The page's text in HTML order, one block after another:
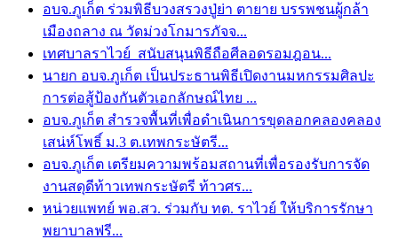
อบจ.ภูเก็ต ร่วมพิธีบวงสรวงปู่ย่า ตายาย บรรพชนผู้กล้า
เมืองถลาง ณ วัดม่วงโกมารภัจจ...
เทศบาลราไวย์ สนับสนุนพิธีถือศีลอดรอมฎอน...
นายก อบจ.ภูเก็ต เป็นประธานพิธีเปิดงานมหกรรมศิลปะ
การต่อสู้ป้องกันตัวเอกลักษณ์ไทย ...
อบจ.ภูเก็ต สำรวจพื้นที่เพื่อดำเนินการขุดลอกคลองคลอง
เสน่ห์โพธิ์ ม.3 ต.เทพกระษัตรี...
อบจ.ภูเก็ต เตรียมความพร้อมสถานที่เพื่อรองรับการจัด
งานสดุดีท้าวเทพกระษัตรี ท้าวศร...
หน่วยแพทย์ พอ.สว. ร่วมกับ ทต. ราไวย์ ให้บริการรักษา
พยาบาลฟรี...